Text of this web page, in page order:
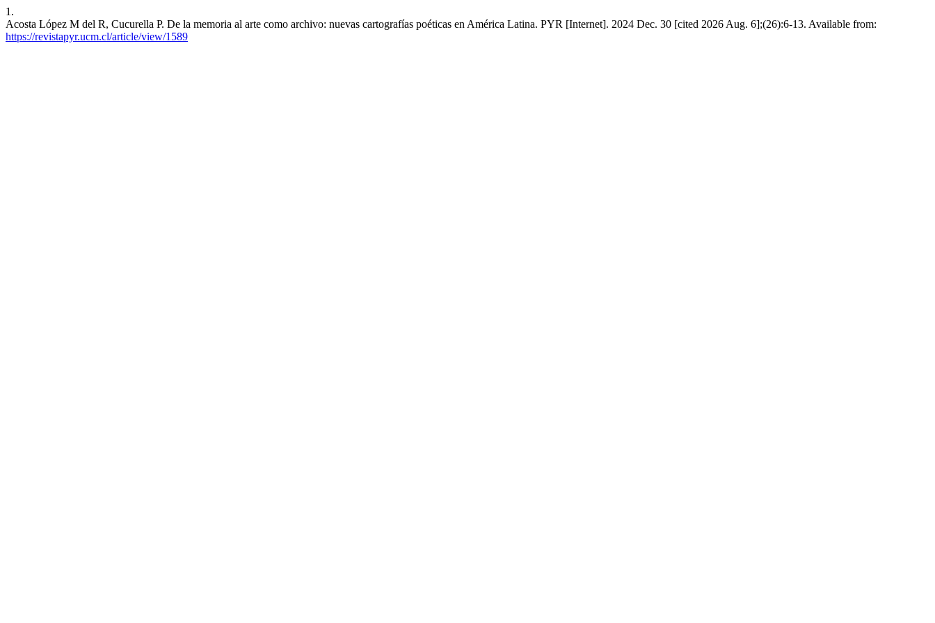
1.
Acosta López M del R, Cucurella P. De la memoria al arte como archivo: nuevas cartografías poéticas en América Latina. PYR [Internet]. 2024 Dec. 30 [cited 2026 Aug. 6];(26):6-13. Available from:
https://revistapyr.ucm.cl/article/view/1589